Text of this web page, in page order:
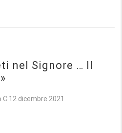
nel Signore … Il
C 12 dicembre 2021